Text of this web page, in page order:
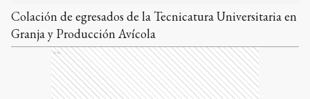
Colación de egresados de la Tecnicatura Universitaria en
Granja y Producción Avícola
Ads